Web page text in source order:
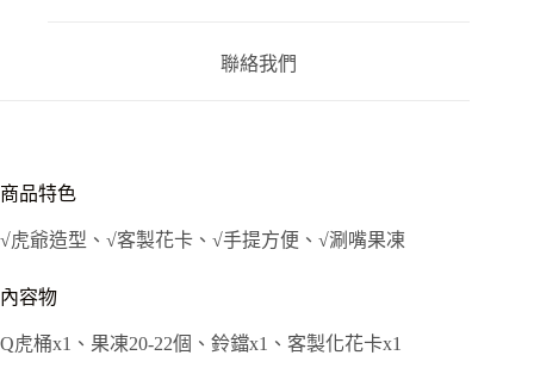
聯絡我們
商品特色
√虎爺造型、√客製花卡、√手提方便、√涮嘴果凍
內容物
Q虎桶x1、果凍20-22個、鈴鐺x1、客製化花卡x1